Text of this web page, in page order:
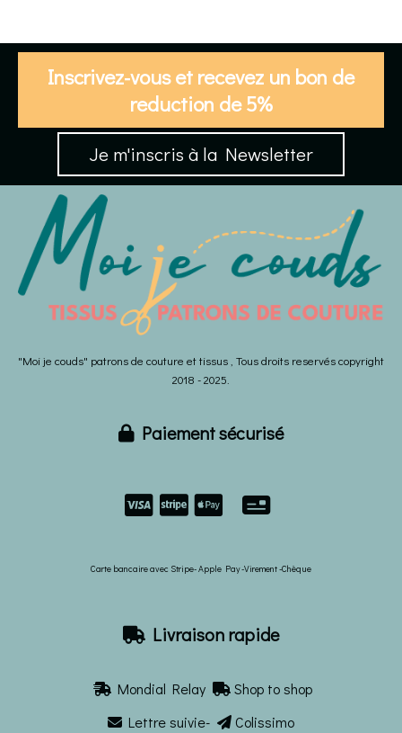
Inscrivez-vous et recevez un bon de
reduction de 5%
Je m'inscris à la Newsletter
"Moi je couds" patrons de couture et tissus , Tous droits reservés copyright
2018 - 2025.
 Paiement sécurisé
 
Carte bancaire avec Stripe- Apple Pay -Virement -Chèque
 Livraison rapide
 Mondial Relay  Shop to shop
 Lettre suivie-  Colissimo